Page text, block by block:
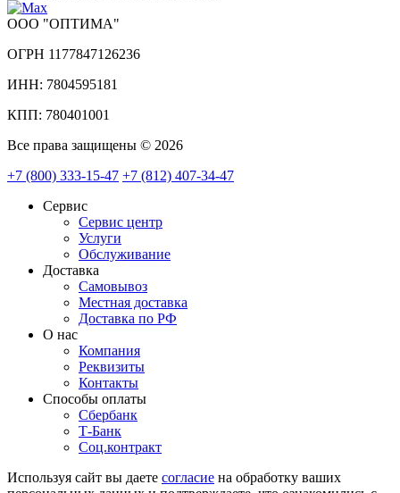
ООО "ОПТИМА"
ОГРН 1177847126236
ИНН: 7804595181
КПП: 780401001
Все права защищены © 2026
+7 (800) 333-15-47 +7 (812) 407-34-47
Сервис
Сервис центр
Услуги
Обслуживание
Доставка
Самовывоз
Местная доставка
Доставка по РФ
О нас
Компания
Реквизиты
Контакты
Cпособы оплаты
Сбербанк
Т-Банк
Соц.контракт
Используя сайт вы даете согласие на обработку ваших